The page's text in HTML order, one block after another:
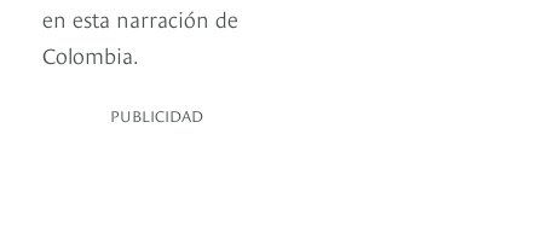
en esta narración de
Colombia.
PUBLICIDAD